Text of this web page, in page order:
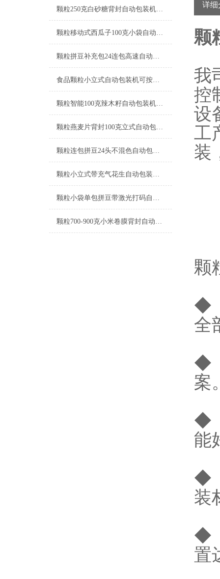
颗粒250克白砂糖背封自动包装机操作简单
颗粒移动式西瓜子100克小袋自动包装机产品简介
颗粒拼豆补充包24连包高速自动包装机生产厂家
食品颗粒小立式自动包装机可按需定制
颗粒智能100克辣木籽自动包装机产品简介
颗粒燕麦片背封100克立式自动包装机工厂生产
颗粒连包拼豆24头不混色自动包装机定制
颗粒小立式带充气花生自动包装机支持定制
颗粒小袋单包拼豆带激光打码自动包装机工厂生产
颗粒700-900克小米卷膜背封自动包装机厂家
详细
颗
我
控
设
工
装
颗
◆
全
◆
案
◆
能
◆
装
◆
置